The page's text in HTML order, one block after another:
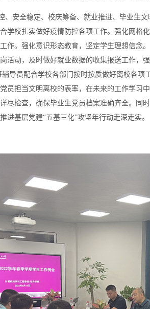
安全稳定、校庆筹备、就业推进、毕业生文
学校扎实做好疫情防控各项工作。强化网格
作。强化意识形态教育，坚定学生理想信念
活动，及时做好就业数据的收集报送工作，
辅导员配合学校各部门按时按质做好离校各
员担当文明离校的表率，在未来的工作学习
尽检查，确保毕业生党员档案准确齐全。同
进基层党建“五基三化”攻坚年行动走深走实。